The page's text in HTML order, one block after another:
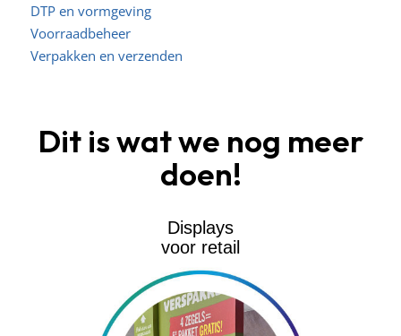
DTP en vormgeving
Voorraadbeheer
Verpakken en verzenden
Dit is wat we nog meer
doen!
Displays
voor retail